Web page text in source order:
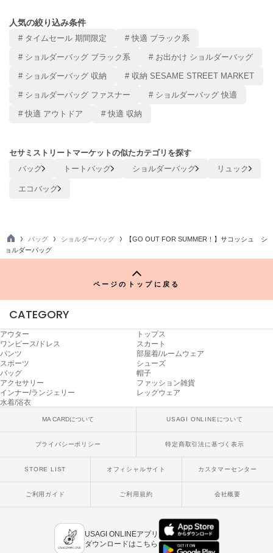
ミラオーウェン
モワージュ
ミュシャ
nezu
NOWNS
ナウンス
On
オン
Onitsuka Tiger
オニツカ タイガー
ORGUE
PATRICK
Philly chocolate
フィリーチョコレート
人気の絞り込み条件
# タイムセール 期間限定 # 快適 ブラック系
# ショルダーバッグ ブラック系 # お出かけ ショルダーバッグ
# ショルダーバッグ 収納 # 収納 SESAME STREET MARKET
# ショルダーバッグ ファスナー # ショルダーバッグ 快適
# 快適 アウトドア # 快適 収納
セサミストリートマーケットの似たカテゴリを探す
バッグ トートバッグ ショルダーバッグ
リュック
エコバッグ
TO
P
バッグ ショルダーバッグ
【GO OUT FOR SUMMER！】サコッシュ シ
ョルダーバッグ
ページのトップに戻る
CATEGORY
アウター
トップス
ワンピース/ドレス
スカート
パンツ
部屋着/ルームウェア
スポーツ
シューズ
バッグ
帽子
アクセサリー
ファッション雑貨
インナー/ランジェリー
レッグウェア
水着/浴衣
MA CARDについて USAGI ONLINEについて
プライバシーポリシー 特定商取引法に基づく表示
STORE LIST オフィシャルサイト カスタマーセンター
ご利用ガイド ご利用規約 会社概要
USAGI ONLINEアプリ
ダウンロードはこちら